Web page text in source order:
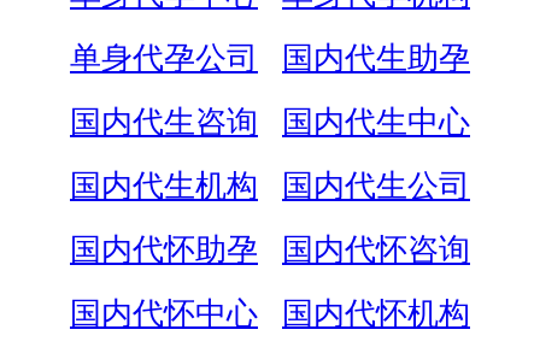
单身代孕公司
国内代生助孕
国内代生咨询
国内代生中心
国内代生机构
国内代生公司
国内代怀助孕
国内代怀咨询
国内代怀中心
国内代怀机构